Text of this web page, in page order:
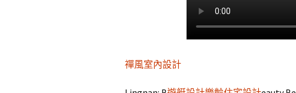
禪風室內設計